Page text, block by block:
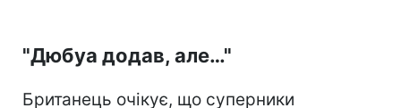
"Дюбуа додав, але…"
Британець очікує, що суперники